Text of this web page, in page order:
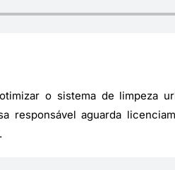
o sistema de limpeza
responsável aguarda